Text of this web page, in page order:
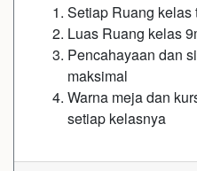
Setiap Ruang kelas
Luas Ruang kelas
Pencahayaan dan
maksimal
Warna meja dan
setiap kelasnya